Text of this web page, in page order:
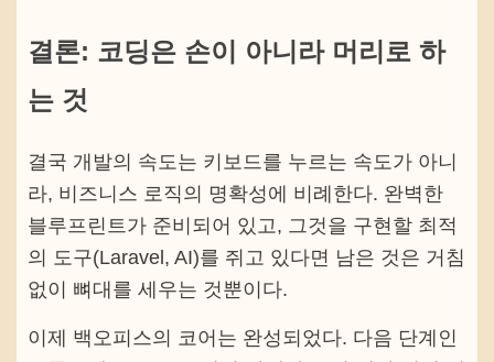
결론: 코딩은 손이 아니라 머리로 하
는 것
결국 개발의 속도는 키보드를 누르는 속도가 아니
라, 비즈니스 로직의 명확성에 비례한다. 완벽한
블루프린트가 준비되어 있고, 그것을 구현할 최적
의 도구(Laravel, AI)를 쥐고 있다면 남은 것은 거침
없이 뼈대를 세우는 것뿐이다.
이제 백오피스의 코어는 완성되었다. 다음 단계인